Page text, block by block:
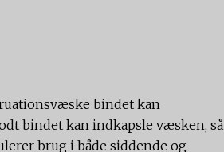
bindet kan
bindet kan indkapsle væsken, så
brug i både siddende og